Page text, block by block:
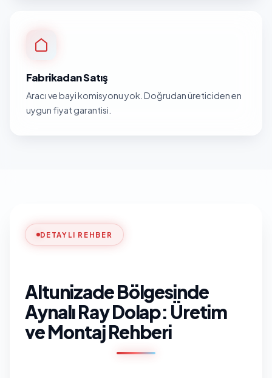
Fabrikadan Satış
Aracı ve bayi komisyonu yok. Doğrudan üreticiden en
uygun fiyat garantisi.
DETAYLI REHBER
Altunizade Bölgesinde
Aynalı Ray Dolap: Üretim
ve Montaj Rehberi